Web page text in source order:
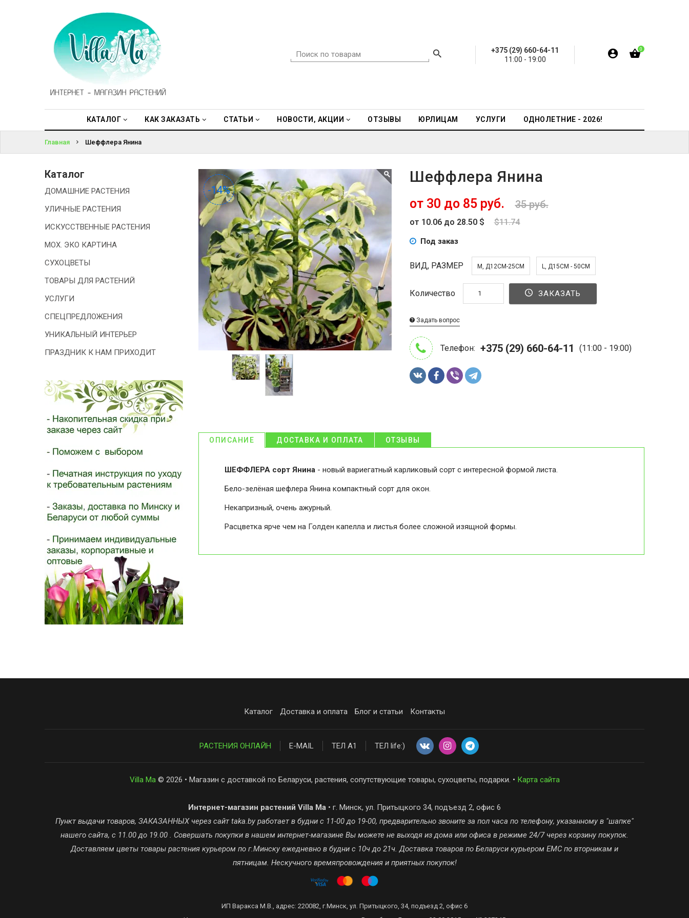
+375 (29) 660-64-11
11:00 - 19:00
0
КАТАЛОГ КАК ЗАКАЗАТЬ СТАТЬИ НОВОСТИ, АКЦИИ ОТЗЫВЫ ЮРЛИЦАМ УСЛУГИ ОДНОЛЕТНИЕ - 2026!
ЮРЛИЦАМ
ВОЙТИ
ПАРОЛЬ?
Главная Шеффлера Янина
-14%
-14%
Шеффлера Янина
от 30 до 85 руб. 35 руб.
от 10.06 до 28.50 $ $11.74
Под заказ
ВИД, РАЗМЕР M, Д12СМ-25СМ L, Д15СМ - 50СМ
Количество ЗАКАЗАТЬ
Задать вопрос
Телефон: +375 (29) 660-64-11 (11:00 - 19:00)
ОПИСАНИЕ ДОСТАВКА И ОПЛАТА ОТЗЫВЫ
ШЕФФЛЕРА сорт Янина - новый вариегатный карликовый сорт с интересной формой листа.
Бело-зелёная шефлера Янина компактный сорт для окон.
Некапризный, очень ажурный.
Расцветка ярче чем на Голден капелла и листья более сложной изящной формы.
Каталог
ДОМАШНИЕ РАСТЕНИЯ
УЛИЧНЫЕ РАСТЕНИЯ
ИСКУССТВЕННЫЕ РАСТЕНИЯ
МОХ. ЭКО КАРТИНА
СУХОЦВЕТЫ
ТОВАРЫ ДЛЯ РАСТЕНИЙ
УСЛУГИ
СПЕЦПРЕДЛОЖЕНИЯ
УНИКАЛЬНЫЙ ИНТЕРЬЕР
ПРАЗДНИК К НАМ ПРИХОДИТ
Каталог Доставка и оплата Блог и статьи Контакты
РАСТЕНИЯ ОНЛАЙН E-MAIL ТЕЛ А1 ТЕЛ life:)
Villa Ma© 2026 • Магазин с доставкой по Беларуси, растения, сопутствующие товары, сухоцветы, подарки. • Карта сайта
Интернет-магазин растений Villa Ma • г. Минск, ул. Притыцкого 34, подъезд 2, офис 6
Пункт выдачи товаров, ЗАКАЗАННЫХ через сайт taka.by работает в будни с 11-00 до 19-00, предварительно звоните за пол часа по телефону, указанному в "шапке"
нашего сайта, с 11.00 до 19.00 . Совершать покупки в нашем интернет-магазине Вы можете не выходя из дома или офиса в режиме 24/7 через корзину покупок.
Доставляем цветы товары растения курьером по г.Минску ежедневно в будни с 10ч до 21ч. Доставка товаров по Беларуси курьером ЕМС по вторникам и
пятницам. Нескучного времяпровождения и приятных покупок!
ИП Варакса М.В., адрес: 220082, г.Минск, ул. Притыцкого, 34, подъезд 2, офис 6